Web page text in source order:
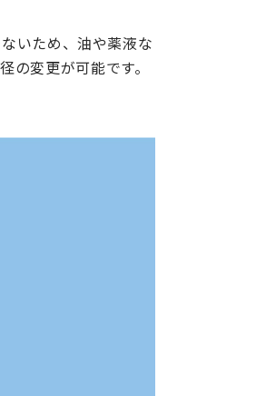
いため、油や薬液な
変更が可能です。